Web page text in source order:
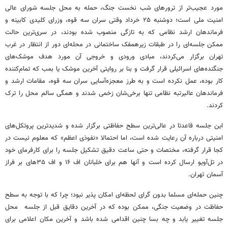
مورد عجیب‌تر از ترورهای شب نخست جنگ، حمله به محل جلسه شورای عالی
امنیت ملی است؛ دوشنبه ۲۵ خرداد وقتی سران سه قوه، وزرای کلیدی کابینه و
فرماندهان ارشد نظامی که به تازگی منصوب شده بودند، در سری‌ترین حالت
ممکن جلسه‌ای را در طبقات زیرهمفک ساختمانی در محله‌ای دور از انتظار در غرب
تهران برگزار می‌کردند، مبادی ورودی و خروجی آن مورد هدف موشک‌های
جنگنده‌های اسرائیلی قرار گرفت و بنا بر روایتی آخرین موشک یا بمب که تمام‌کننده
کار بوده، عمل نکرده است و به طرز معجزه‌آسایی سران سه قوه، مقامات ارشد و
فرماندهان عالیرتبه نظامی تنها برخی‌شان زخمی شدند و همگی سالم محل را ترک
کردند.
این جلسه قاعدتا در عالی‌ترین سطح حفاظتی برگزار شده و شدیدترین پروتکل‌های
امنیتی درباره آن رعایت شده است، اما احتمالا «نفوذی اعظم» که معلوم نیست در
کجا قرار گرفته، مختصات و حتی ساعت دقیق تشکیل جلسه را برای کارفرمای خود
در تل‌آویو ارسال کرده است و آنها هم برای خلبانان اف ۱۶ و اف ۳۵های بر فراز
آسمان تهران.
چنین حمله‌ای مسلما بدون گرای لحظه‌ای امکان پذیر نبود؛ چرا که با توجه به سطح
حفاظت در وضعیت جنگی، ممکن بوده که در آخرین دقایق قبل از جلسه محل
جلسه تغییر یابد و چه بسا چنین اقدامی شده باشد و آخرین مکان اعلامی برای